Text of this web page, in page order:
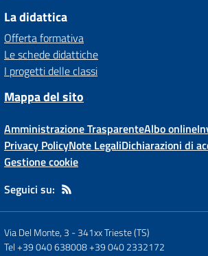
La didattica
Offerta formativa
Le schede didattiche
I progetti delle classi
Mappa del sito
Amministrazione TrasparenteAlbo online
Privacy PolicyNote LegaliDichiarazioni di
Gestione cookie
Seguici su:
Via Del Monte, 3 -341xx Trieste (TS)
Tel +39 040 638008 +39 040 2332172